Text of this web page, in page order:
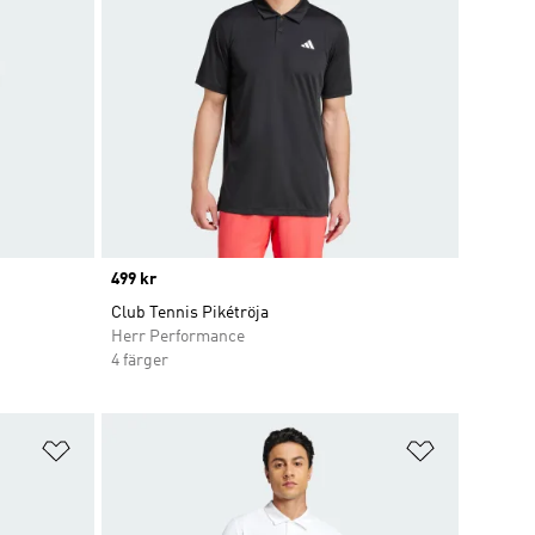
Price
499 kr
Club Tennis Pikétröja
Herr Performance
4 färger
Lägg till på önskelistan